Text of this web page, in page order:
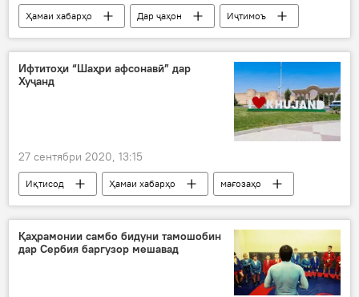
Ҳамаи хабарҳо Дар ҷаҳон
Иҷтимоъ
олимон
фарбеҳӣ даргузашт
Ифтитоҳи “Шаҳри афсонавӣ” дар
Хуҷанд
27 сентябри 2020, 13:15
Иқтисод Ҳамаи хабарҳо
мағозаҳо
Дар Тоҷикистон
Хуҷанд
Қаҳрамонии самбо бидуни тамошобин
дар Сербия баргузор мешавад